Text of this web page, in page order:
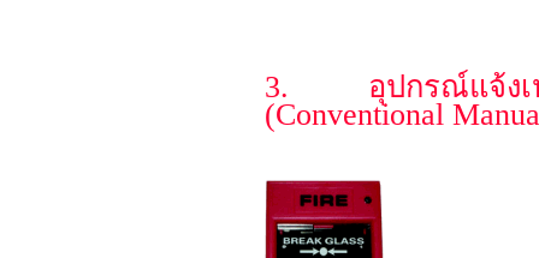
3. อุปกรณ์แจ้งเ
(Conventional